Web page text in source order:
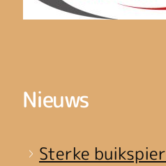
Nieuws
Sterke